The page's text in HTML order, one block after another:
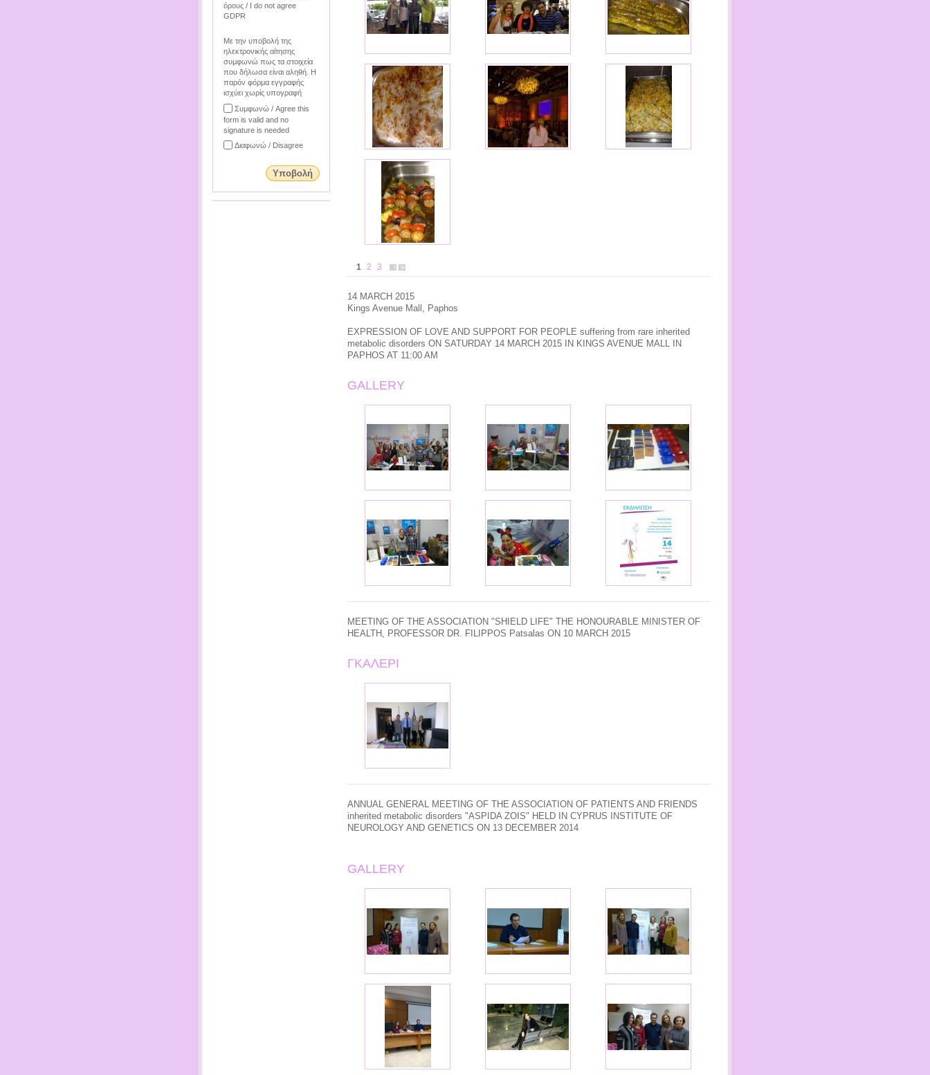
1 2 3
14 MARCH 2015
Kings Avenue Mall, Paphos
EXPRESSION OF LOVE AND SUPPORT FOR PEOPLE suffering from rare inherited
metabolic disorders ON SATURDAY 14 MARCH 2015 IN KINGS AVENUE MALL
IN
PAPHOS AT 11:00 AM
GALLERY
MEETING OF THE ASSOCIATION "SHIELD LIFE" THE HONOURABLE MINISTER OF
HEALTH
PROFESSOR DR. FILIPPOS Patsalas ON 10 MARCH 2015
ΓΚΑΛΕΡΙ
ANNUAL GENERAL MEETING OF THE ASSOCIATION OF PATIENTS AND FRIENDS
inherited metabolic disorders "ASPIDA ZOIS" HELD IN CYPRUS INSTITUTE OF
NEUROLOGY AND GENETICS ON 13 DECEMBER 2014
GALLERY
όρους / I do not agree
GDPR
Με την υποβολή της
ηλεκτρονικής αίτησης
συμφωνώ πως τα στοιχεία
που δήλωσα είναι αληθή. Η
παρόν φόρμα εγγραφής
ισχύει χωρίς υπογραφή
Συμφωνώ / Agree this
form is valid and no
signature is needed
Διαφωνώ / Disagree
Υποβολή